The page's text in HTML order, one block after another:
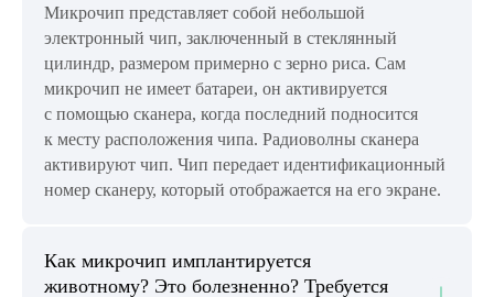
Микрочип представляет собой небольшой
электронный чип, заключенный в стеклянный
цилиндр, размером примерно с зерно риса. Сам
микрочип не имеет батареи, он активируется
с помощью сканера, когда последний подносится
к месту расположения чипа. Радиоволны сканера
активируют чип. Чип передает идентификационный
номер сканеру, который отображается на его экране.
Как микрочип имплантируется
животному? Это болезненно? Требуется